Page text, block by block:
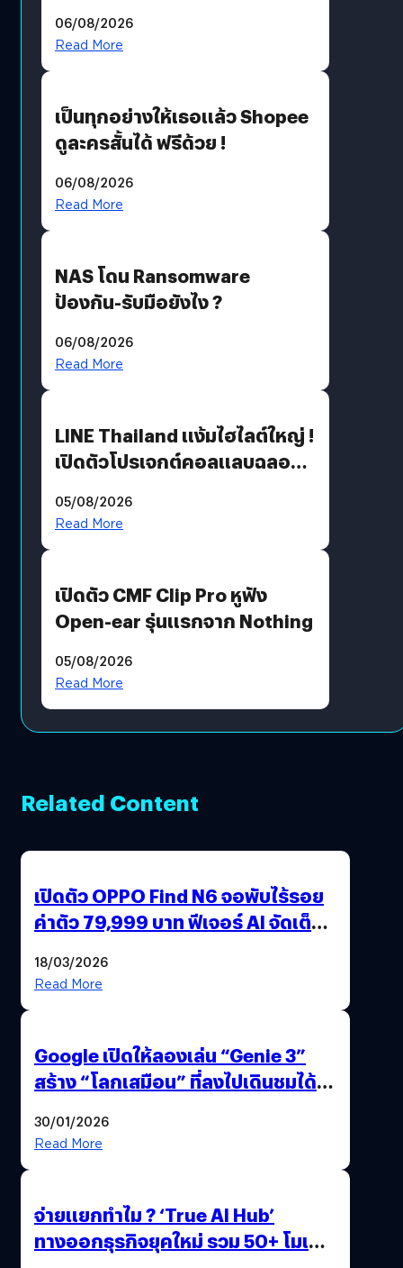
?
06/08/2026
Read More
เป็นทุกอย่างให้เธอแล้ว Shopee
ดูละครสั้นได้ ฟรีด้วย !
06/08/2026
Read More
NAS โดน Ransomware
ป้องกัน-รับมือยังไง ?
06/08/2026
Read More
LINE Thailand แง้มไฮไลต์ใหญ่ !
เปิดตัวโปรเจกต์คอลแลบฉลอง
Moon x LINE FRIENDS
05/08/2026
Read More
เปิดตัว CMF Clip Pro หูฟัง
Open-ear รุ่นแรกจาก Nothing
05/08/2026
Read More
Related Content
เปิดตัว OPPO Find N6 จอพับไร้รอย
ค่าตัว 79,999 บาท ฟีเจอร์ AI จัดเต็ม
18/03/2026
Read More
Google เปิดให้ลองเล่น “Genie 3”
สร้าง “โลกเสมือน” ที่ลงไปเดินชมได้
30/01/2026
Read More
จ่ายแยกทำไม ? ‘True AI Hub’
ทางออกธุรกิจยุคใหม่ รวม 50+ โมเดล